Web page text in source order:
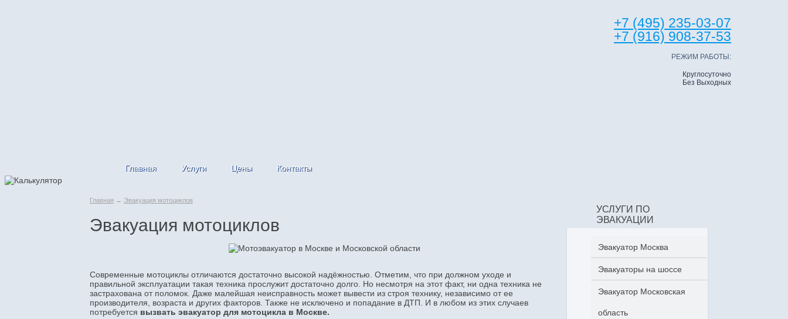
+7 (495) 235-03-07
+7 (916) 908-37-53
РЕЖИМ РАБОТЫ:
Круглосуточно
Без Выходных
Главная Услуги Цены Контакты
Главная → Эвакуация мотоциклов
Эвакуация мотоциклов
Современные мотоциклы отличаются достаточно высокой надёжностью. Отметим, что при должном уходе и
правильной эксплуатации такая техника прослужит достаточно долго. Но несмотря на этот факт, ни одна техника не
застрахована от поломок. Даже малейшая неисправность может вывести из строя технику, независимо от ее
производителя, возраста и других факторов. Также не исключено и попадание в ДТП. И в любом из этих случаев
потребуется вызвать эвакуатор для мотоцикла в Москве.
УСЛУГИ ПО
ЭВАКУАЦИИ
Эвакуатор Москва
Эвакуаторы на шоссе
Эвакуатор Московская
область